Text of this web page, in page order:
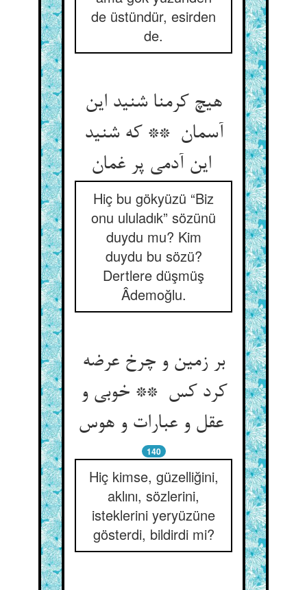
de üstündür, esirden
de.
هیچ کرمنا شنید این
آسمان ** که شنید
این آدمی پر غمان
Hiç bu gökyüzü “Biz
onu ululadık” sözünü
duydu mu? Kim
duydu bu sözü?
Dertlere düşmüş
Âdemoğlu.
بر زمین و چرخ عرضه
کرد کس ** خوبی و
140
Hiç kimse, güzelliğini,
aklını, sözlerini,
isteklerini yeryüzüne
gösterdi, bildirdi mi?